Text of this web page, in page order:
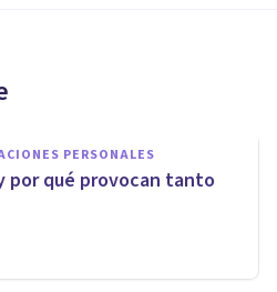
PERSONALES
por qué provocan tanto